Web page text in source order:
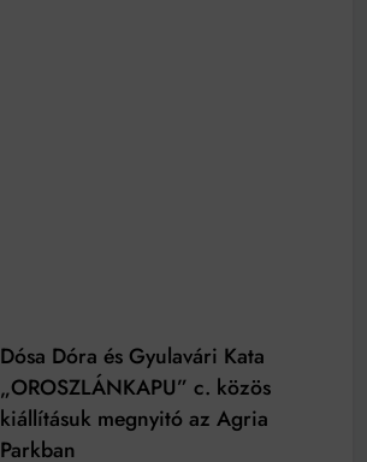
Dósa Dóra és Gyulavári Kata
„OROSZLÁNKAPU” c. közös
kiállításuk megnyitó az Agria
Parkban